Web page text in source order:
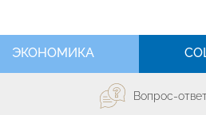
ЭКОНОМИКА
Вопрос-